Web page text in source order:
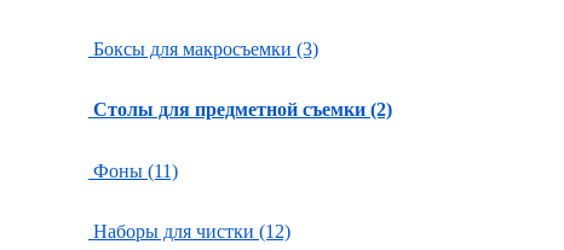
Боксы для макросъемки (3)
Столы для предметной съемки (2)
Фоны (11)
Наборы для чистки (12)